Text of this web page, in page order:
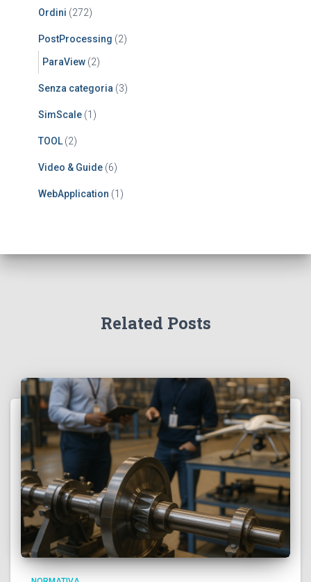
Ordini (272)
PostProcessing (2)
ParaView (2)
Senza categoria (3)
SimScale (1)
TOOL (2)
Video & Guide (6)
WebApplication (1)
Related Posts